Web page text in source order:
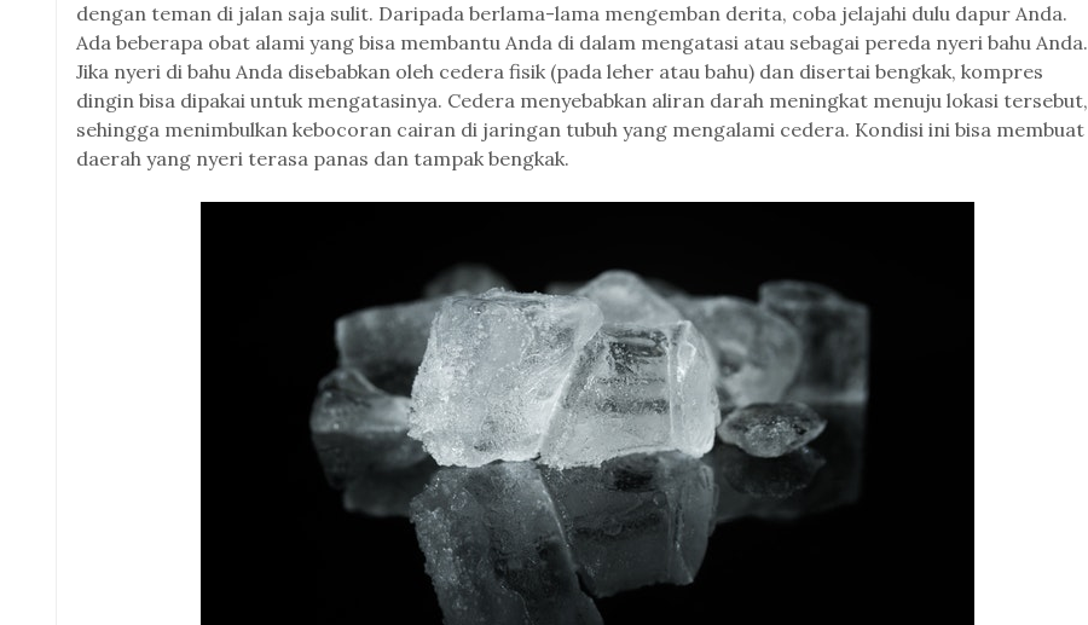
dengan teman di jalan saja sulit. Daripada berlama-lama mengemban derita, coba jelajahi dulu dapur Anda.
Ada beberapa obat alami yang bisa membantu Anda di dalam mengatasi atau sebagai pereda nyeri bahu Anda.
Jika nyeri di bahu Anda disebabkan oleh cedera fisik (pada leher atau bahu) dan disertai bengkak, kompres
dingin bisa dipakai untuk mengatasinya. Cedera menyebabkan aliran darah meningkat menuju lokasi tersebut,
sehingga menimbulkan kebocoran cairan di jaringan tubuh yang mengalami cedera. Kondisi ini bisa membuat
daerah yang nyeri terasa panas dan tampak bengkak.